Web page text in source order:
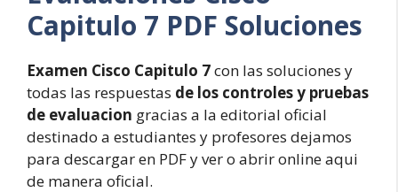
Capitulo 7 PDF Soluciones
Examen Cisco Capitulo 7con las soluciones y
todas las respuestas de los controles y pruebas
de evaluacion gracias a la editorial oficial
destinado a estudiantes y profesores dejamos
para descargar en PDF y ver o abrir online aqui
de manera oficial.